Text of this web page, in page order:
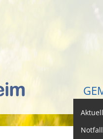
Aktuell